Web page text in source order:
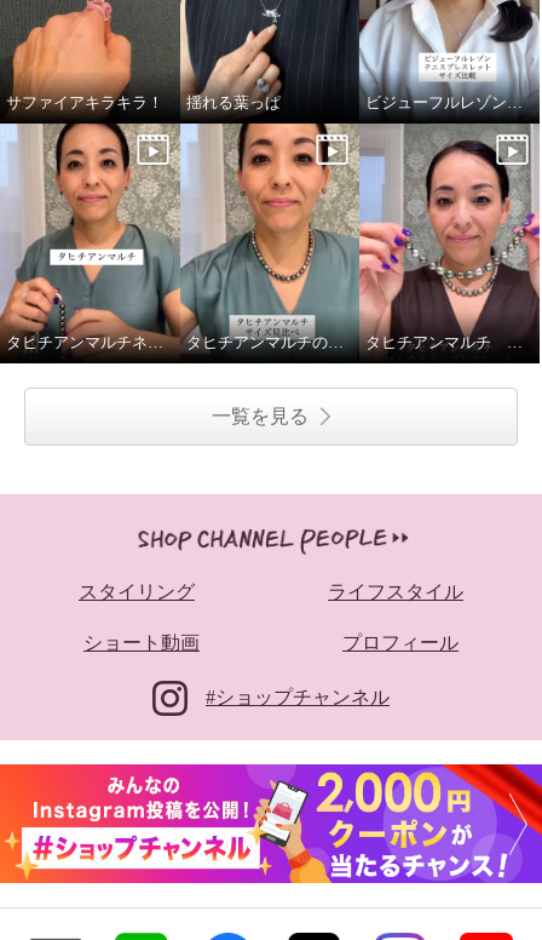
サファイアキラキラ！ 揺れる葉っぱ ビジューフルレゾンテニスブレスレット比較
タヒチアンマルチネックレス留め金ご紹介 タヒチアンマルチのネックレス2種、重ねてみました タヒチアンマルチ マルチカラーブレスレットの着脱動画です
一覧を見る
スタイリング ライフスタイル
ショート動画 プロフィール
#ショップチャンネル